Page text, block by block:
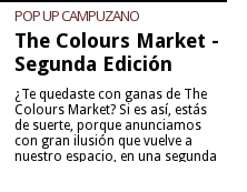
POP UP CAMPUZANO
The Colours Market -
Segunda Edición
¿Te quedaste con ganas de The
Colours Market? Si es así, estás
de suerte, porque anunciamos
con gran ilusión que vuelve a
nuestro espacio, en una segunda